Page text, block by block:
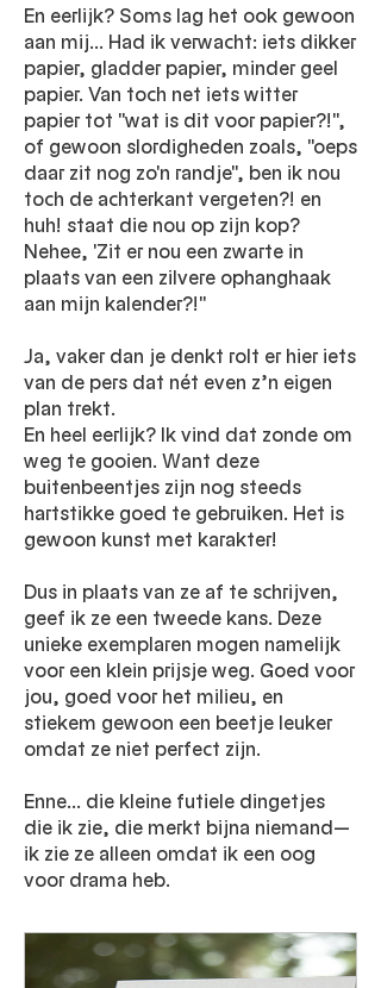
En eerlijk? Soms lag het ook gewoon
aan mij... Had ik verwacht: iets dikker
papier, gladder papier, minder geel
papier. Van toch net iets witter
papier tot ''wat is dit voor papier?!'',
of gewoon slordigheden zoals, ''oeps
daar zit nog zo'n randje'', ben ik nou
toch de achterkant vergeten?! en
huh! staat die nou op zijn kop?
Nehee, 'Zit er nou een zwarte in
plaats van een zilvere ophanghaak
aan mijn kalender?!''
Ja, vaker dan je denkt rolt er hier iets
van de pers dat nét even z’n eigen
plan trekt.​​
En heel eerlijk? Ik vind dat zonde om
weg te gooien. Want deze
buitenbeentjes zijn nog steeds
hartstikke goed te gebruiken. Het is
gewoon kunst met karakter!
Dus in plaats van ze af te schrijven,
geef ik ze een tweede kans. Deze
unieke exemplaren mogen namelijk
voor een klein prijsje weg. Goed voor
jou, goed voor het milieu, en
stiekem gewoon een beetje leuker
omdat ze niet perfect zijn.
Enne... die kleine futiele dingetjes
die ik zie, die merkt bijna niemand—
ik zie ze alleen omdat ik een oog
voor drama heb.